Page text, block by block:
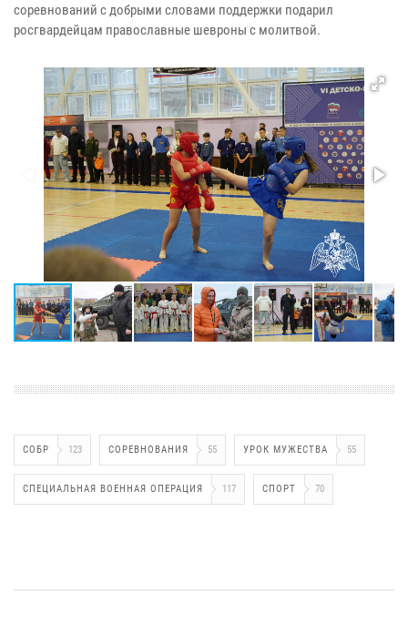
соревнований с добрыми словами поддержки подарил
росгвардейцам православные шевроны с молитвой.
СОБР 123 СОРЕВНОВАНИЯ 55 УРОК МУЖЕСТВА 55
СПЕЦИАЛЬНАЯ ВОЕННАЯ ОПЕРАЦИЯ 117 СПОРТ 70